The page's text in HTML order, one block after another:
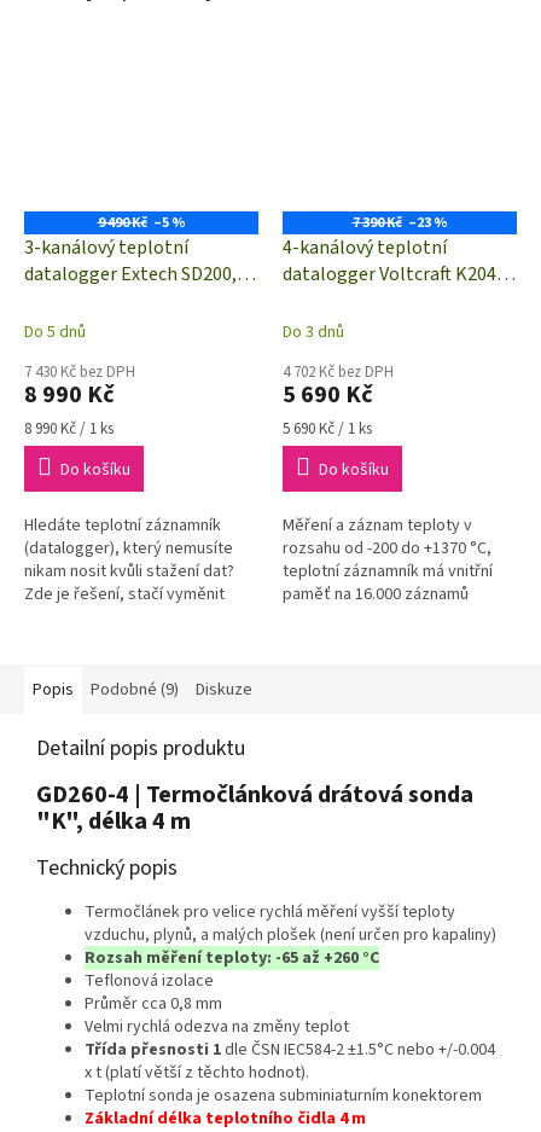
9 490 Kč –5 %
3-kanálový teplotní
datalogger Extech SD200,
termočlánek "K"
Do 5 dnů
7 430 Kč bez DPH
8 990 Kč
Měrná
cena:
8 990 Kč / 1 ks
Do košíku
Hledáte teplotní záznamník
(datalogger), který nemusíte
nikam nosit kvůli stažení dat?
Zde je řešení, stačí vyměnit
7 390 Kč –23 %
4-kanálový teplotní
datalogger Voltcraft K204
Do 3 dnů
4 702 Kč bez DPH
5 690 Kč
Měrná
cena:
5 690 Kč / 1 ks
Do košíku
Měření a záznam teploty v
rozsahu od -200 do +1370 °C,
teplotní záznamník má vnitřní
paměť na 16.000 záznamů
Popis Podobné (9) Diskuze
Detailní popis produktu
GD260-4 | Termočlánková drátová sonda
"K", délka 4 m
Technický popis
Termočlánek pro velice rychlá měření vyšší teploty
vzduchu, plynů, a malých plošek (není určen pro kapaliny)
Rozsah měření teploty: -65 až +260 °C
Teflonová izolace
Průměr cca 0,8 mm
Velmi rychlá odezva na změny teplot
Třída přesnosti 1dle ČSN IEC584-2 ±1.5°C nebo +/-0.004
x t (platí větší z těchto hodnot).
Teplotní sonda je osazena subminiaturním konektorem
Základní délka teplotního čidla 4 m